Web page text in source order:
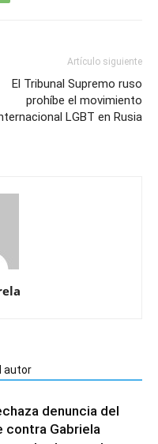
Artículo siguiente
El Tribunal Supremo ruso
prohíbe el movimiento
LGBT en Rusia
autor
denuncia del
contra Gabriela